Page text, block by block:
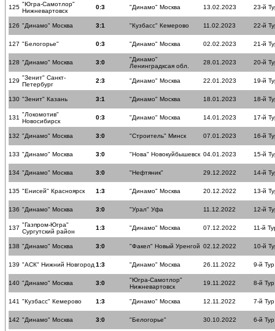
125 "Югра-Самотлор"
Нижневартовск
0:3 "Динамо" Москва 13.02.2023 23-й
126 "Динамо" Москва 3:1 "Кузбасс" Кемерово 11.02.2023 22-й
127 "Белогорье" 0:3 "Динамо" Москва 02.02.2023 21-й
128 "Динамо" Москва 3:0
"Динамо"
Ленинградксая обл.
28.01.2023 20-й
129 "Зенит" Санкт-
Петербург
2:3 "Динамо" Москва 22.01.2023 19-й
130 "Зенит" Казань 3:1 "Динамо" Москва 18.01.2023 18-й
131 "Локомотив"
Новосибирск
0:3 "Динамо" Москва 14.01.2023 17-й
132 "Динамо" Москва 3:0 "Строитель" Минск 07.01.2023 16-й
133 "Динамо" Москва 3:0 "Нова" Новокуйбышевск 04.01.2023 15-й
134 "Динамо" Москва 3:0 "Нефтяник" 29.12.2022 14-й
135 "Енисей" Красноярск 1:3 "Динамо" Москва 20.12.2022 13-й
136 "Динамо" Москва 3:0 "Урал" Уфа 11.12.2022 12-й
137 "Газпром-Югра"
Сургутский район
1:3 "Динамо" Москва 07.12.2022 11-й
138 "Динамо" Москва 3:0 "Факел" Новый Уренгой 02.12.2022 10-й
139 "АСК" Нижний Новгород 1:3 "Динамо" Москва 26.11.2022 9-й Тур
140 "Динамо" Москва 3:0
"Югра-Самотлор"
Нижневартовск
19.11.2022 8-й Тур
141 "Кузбасс" Кемерово 1:3 "Динамо" Москва 12.11.2022 7-й Тур
142 "Динамо" Москва 3:0 "Белогорье" 30.10.2022 6-й Тур